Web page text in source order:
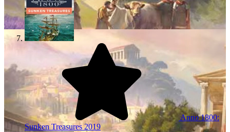
Anno 1800:
Sunken Treasures2019